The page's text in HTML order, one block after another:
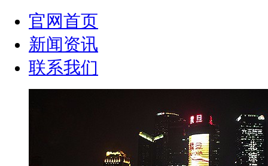
官网首页
新闻资讯
联系我们